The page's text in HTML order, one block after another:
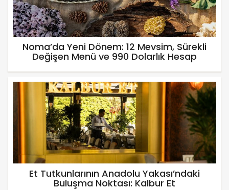
Noma’da Yeni Dönem: 12 Mevsim, Sürekli
Değişen Menü ve 990 Dolarlık Hesap
Et Tutkunlarının Anadolu Yakası’ndaki
Buluşma Noktası: Kalbur Et